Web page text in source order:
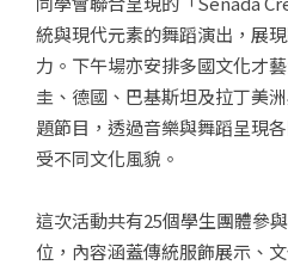
統與現代元素的舞蹈演出，展
力。下午場亦安排多國文化才
圭、德國、巴基斯坦及拉丁美
題節目，透過音樂與舞蹈呈現
受不同文化風貌。
這次活動共有25個學生團體參
位，內容涵蓋傳統服飾展示、